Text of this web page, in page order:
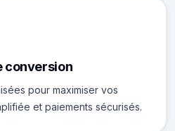
conversion
pour maximiser vos
et paiements sécurisés.